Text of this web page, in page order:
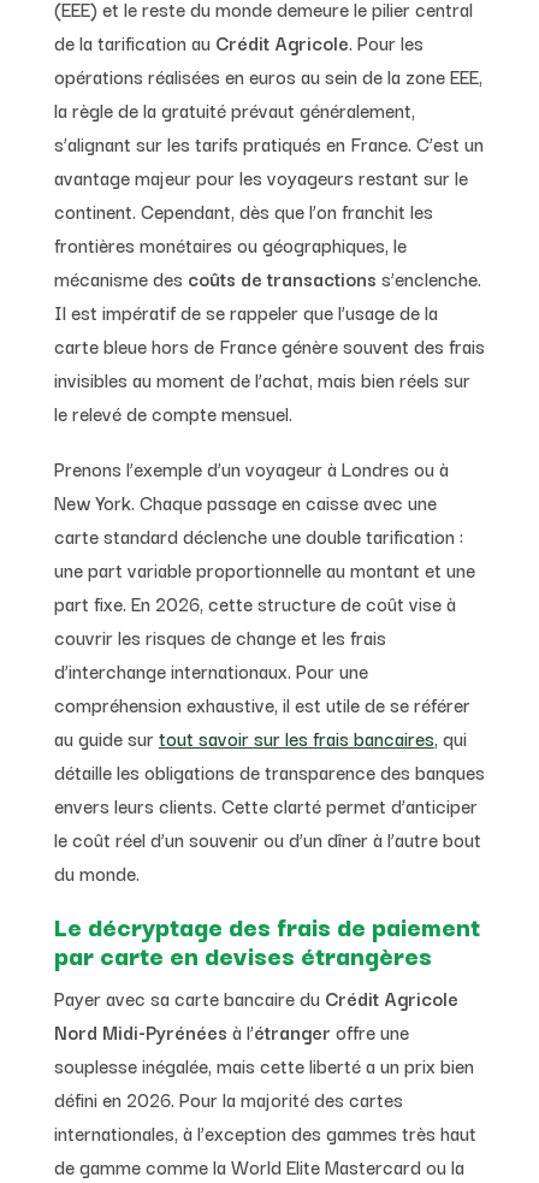
(EEE) et le reste du monde demeure le pilier central
de la tarification au Crédit Agricole. Pour les
opérations réalisées en euros au sein de la zone EEE,
la règle de la gratuité prévaut généralement,
s’alignant sur les tarifs pratiqués en France. C’est un
avantage majeur pour les voyageurs restant sur le
continent. Cependant, dès que l’on franchit les
frontières monétaires ou géographiques, le
mécanisme des coûts de transactions s’enclenche.
Il est impératif de se rappeler que l’usage de la
carte bleue hors de France génère souvent des frais
invisibles au moment de l’achat, mais bien réels sur
le relevé de compte mensuel.
Prenons l’exemple d’un voyageur à Londres ou à
New York. Chaque passage en caisse avec une
carte standard déclenche une double tarification :
une part variable proportionnelle au montant et une
part fixe. En 2026, cette structure de coût vise à
couvrir les risques de change et les frais
d’interchange internationaux. Pour une
compréhension exhaustive, il est utile de se référer
au guide surtout savoir sur les frais bancaires, qui
détaille les obligations de transparence des banques
envers leurs clients. Cette clarté permet d’anticiper
le coût réel d’un souvenir ou d’un dîner à l’autre bout
du monde.
Le décryptage des frais de paiement
par carte en devises étrangères
Payer avec sa carte bancaire du Crédit Agricole
Nord Midi-Pyrénées à l’étranger offre une
souplesse inégalée, mais cette liberté a un prix bien
défini en 2026. Pour la majorité des cartes
internationales, à l’exception des gammes très haut
de gamme comme la World Elite Mastercard ou la